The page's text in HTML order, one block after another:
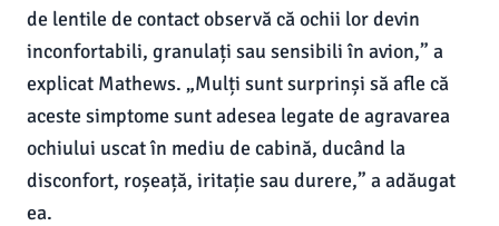
de lentile de contact observă că ochii lor devin
inconfortabili, granulați sau sensibili în avion,” a
explicat Mathews. „Mulți sunt surprinși să afle că
aceste simptome sunt adesea legate de agravarea
ochiului uscat în mediu de cabină, ducând la
disconfort, roșeață, iritație sau durere,” a adăugat
ea.